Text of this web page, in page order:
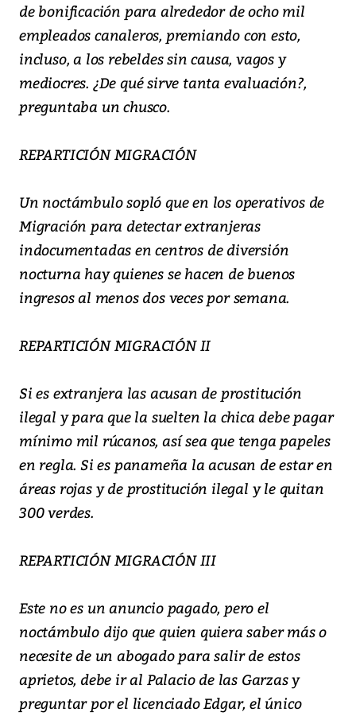
de bonificación para alrededor de ocho mil
empleados canaleros, premiando con esto,
incluso, a los rebeldes sin causa, vagos y
mediocres. ¿De qué sirve tanta evaluación?,
preguntaba un chusco.
REPARTICIÓN MIGRACIÓN
Un noctámbulo sopló que en los operativos de
Migración para detectar extranjeras
indocumentadas en centros de diversión
nocturna hay quienes se hacen de buenos
ingresos al menos dos veces por semana.
REPARTICIÓN MIGRACIÓN II
Si es extranjera las acusan de prostitución
ilegal y para que la suelten la chica debe pagar
mínimo mil rúcanos, así sea que tenga papeles
en regla. Si es panameña la acusan de estar en
áreas rojas y de prostitución ilegal y le quitan
300 verdes.
REPARTICIÓN MIGRACIÓN III
Este no es un anuncio pagado, pero el
noctámbulo dijo que quien quiera saber más o
necesite de un abogado para salir de estos
aprietos, debe ir al Palacio de las Garzas y
preguntar por el licenciado Edgar, el único